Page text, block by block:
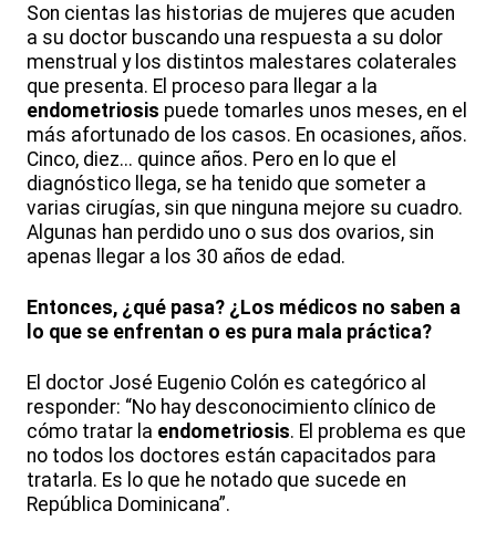
Son cientas las historias de mujeres que acuden
a su doctor buscando una respuesta a su dolor
menstrual y los distintos malestares colaterales
que presenta. El proceso para llegar a la
endometriosis puede tomarles unos meses, en el
más afortunado de los casos. En ocasiones, años.
Cinco, diez... quince años. Pero en lo que el
diagnóstico llega, se ha tenido que someter a
varias cirugías, sin que ninguna mejore su cuadro.
Algunas han perdido uno o sus dos ovarios, sin
apenas llegar a los 30 años de edad.
Entonces, ¿qué pasa? ¿Los médicos no saben a
lo que se enfrentan o es pura mala práctica?
El doctor José Eugenio Colón es categórico al
responder: “No hay desconocimiento clínico de
cómo tratar la endometriosis. El problema es que
no todos los doctores están capacitados para
tratarla. Es lo que he notado que sucede en
República Dominicana”.